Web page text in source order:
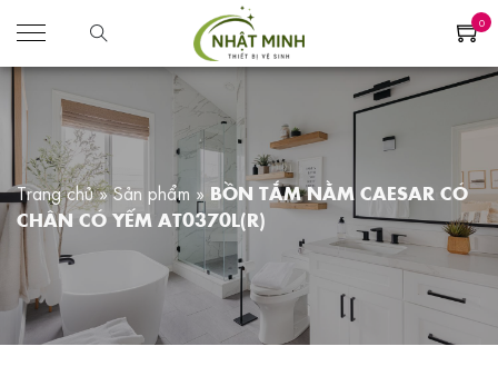
0
Trang chủ»Sản phẩm » BỒN TẮM NẰM CAESAR CÓ
CHÂN CÓ YẾM AT0370L(R)